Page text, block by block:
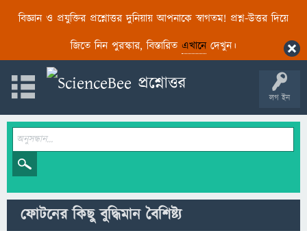
বিজ্ঞান ও প্রযুক্তির প্রশ্নোত্তর দুনিয়ায় আপনাকে স্বাগতম! প্রশ্ন-উত্তর দিয়ে
জিতে নিন পুরস্কার, বিস্তারিত এখানেদেখুন।
লগ ইন
ফোটনের কিছু বুদ্ধিমান বৈশিষ্ট্য